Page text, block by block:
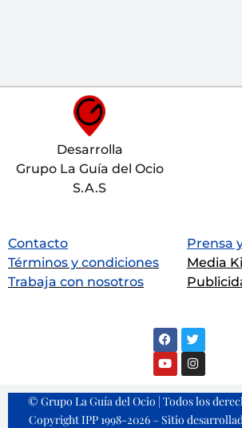
Desarrolla
Grupo La Guía del Ocio
S.A.S
Contacto
Términos y condiciones
Trabaja con nosotros
Prensa
Media
© Grupo La Guía del Ocio | Todos los
Copyright IPP 1998-2026 – Sitio